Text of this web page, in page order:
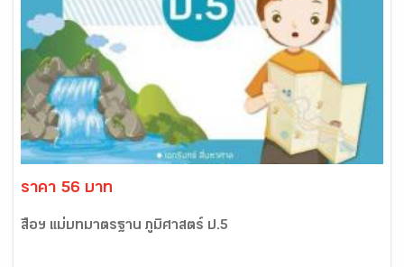
ราคา 56 บาท
สื่อฯ แม่บทมาตรฐาน ภูมิศาสตร์ ป.5